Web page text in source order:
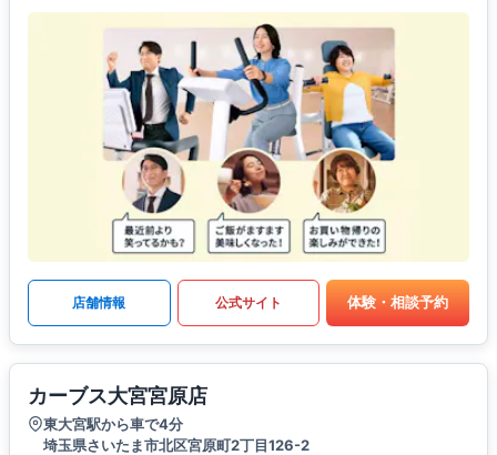
店舗情報 公式サイト 体験・相談予約
カーブス大宮宮原店
東大宮駅から車で4分
埼玉県さいたま市北区宮原町2丁目126-2